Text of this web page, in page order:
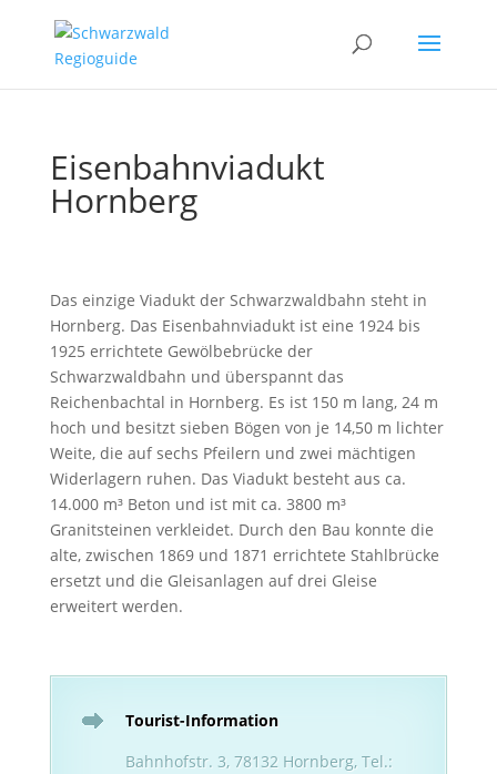
Eisenbahnviadukt
Hornberg
Das einzige Viadukt der Schwarzwaldbahn steht in
Hornberg. Das Eisenbahnviadukt ist eine 1924 bis
1925 errichtete Gewölbebrücke der
Schwarzwaldbahn und überspannt das
Reichenbachtal in Hornberg. Es ist 150 m lang, 24 m
hoch und besitzt sieben Bögen von je 14,50 m lichter
Weite, die auf sechs Pfeilern und zwei mächtigen
Widerlagern ruhen. Das Viadukt besteht aus ca.
14.000 m³ Beton und ist mit ca. 3800 m³
Granitsteinen verkleidet. Durch den Bau konnte die
alte, zwischen 1869 und 1871 errichtete Stahlbrücke
ersetzt und die Gleisanlagen auf drei Gleise
erweitert werden.
Tourist-Information
Bahnhofstr. 3, 78132 Hornberg, Tel.: